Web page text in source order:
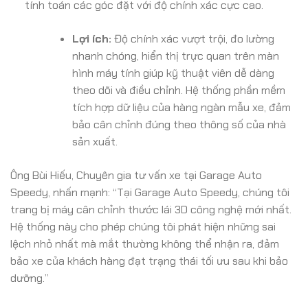
tính toán các góc đặt với độ chính xác cực cao.
Lợi ích: Độ chính xác vượt trội, đo lường
nhanh chóng, hiển thị trực quan trên màn
hình máy tính giúp kỹ thuật viên dễ dàng
theo dõi và điều chỉnh. Hệ thống phần mềm
tích hợp dữ liệu của hàng ngàn mẫu xe, đảm
bảo cân chỉnh đúng theo thông số của nhà
sản xuất.
Ông Bùi Hiếu, Chuyên gia tư vấn xe tại Garage Auto
Speedy, nhấn mạnh: “Tại Garage Auto Speedy, chúng tôi
trang bị máy cân chỉnh thước lái 3D công nghệ mới nhất.
Hệ thống này cho phép chúng tôi phát hiện những sai
lệch nhỏ nhất mà mắt thường không thể nhận ra, đảm
bảo xe của khách hàng đạt trạng thái tối ưu sau khi bảo
dưỡng.”